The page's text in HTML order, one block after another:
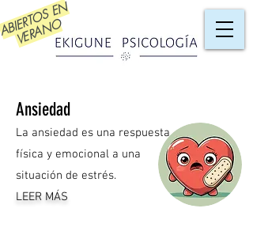
E
R
O
Ansiedad
La ansiedad es una respuesta
física y emocional a una
situación de estrés.
LEER MÁS